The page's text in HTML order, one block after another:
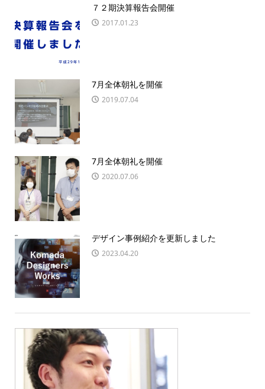
７２期決算報告会開催
2017.01.23
7月全体朝礼を開催
2019.07.04
7月全体朝礼を開催
2020.07.06
デザイン事例紹介を更新しました
2023.04.20